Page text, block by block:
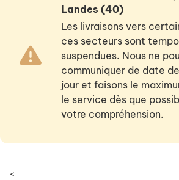
Landes (40)
Les livraisons vers
ces secteurs sont
suspendues. Nous ne
communiquer de date
jour et faisons le
le service dès que
votre compréhension.
<